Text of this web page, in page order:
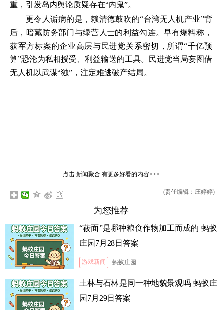
重，引发岛内舆论质疑存在“内鬼”。
更令人诟病的是，赖清德鼓吹的“台湾无人机产业”背
后，暗藏防务部门与绿营人士的利益勾连。早有爆料称，
获军方标案的企业高层与民进党关系密切，所谓“千亿预
算”恐沦为私相授受、利益输送的工具。民进党当局妄图借
无人机以武谋“独”，注定难逃破产结局。
点击 新闻聚合有更多好看的内容>>>
(责任编辑：庄婷婷)
为您推荐
“莜面”是哪种粮食作物加工而成的 蚂蚁
庄园7月28日答案
游戏新闻 蚂蚁庄园
土林与石林是同一种地貌景观吗 蚂蚁庄
园7月29日答案